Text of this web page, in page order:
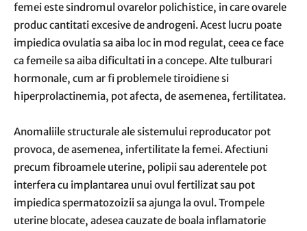
femei este sindromul ovarelor polichistice, in care ovarele
produc cantitati excesive de androgeni. Acest lucru poate
impiedica ovulatia sa aiba loc in mod regulat, ceea ce face
ca femeile sa aiba dificultati in a concepe. Alte tulburari
hormonale, cum ar fi problemele tiroidiene si
hiperprolactinemia, pot afecta, de asemenea, fertilitatea.
Anomaliile structurale ale sistemului reproducator pot
provoca, de asemenea, infertilitate la femei. Afectiuni
precum fibroamele uterine, polipii sau aderentele pot
interfera cu implantarea unui ovul fertilizat sau pot
impiedica spermatozoizii sa ajunga la ovul. Trompele
uterine blocate, adesea cauzate de boala inflamatorie